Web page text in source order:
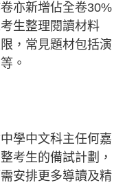
亦新增佔全卷30%
生整理閱讀材料
，常見題材包括演
。
學中文科主任何嘉
考生的備試計劃，
安排更多導讀及精